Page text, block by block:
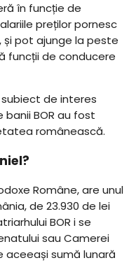
în funcție de
preților pornesc
și pot ajunge la peste
funcții de conducere
de interes
BOR au fost
românească.
Române, are unul
de 23.930 de lei
BOR i se
sau Camerei
aceeași sumă lunară